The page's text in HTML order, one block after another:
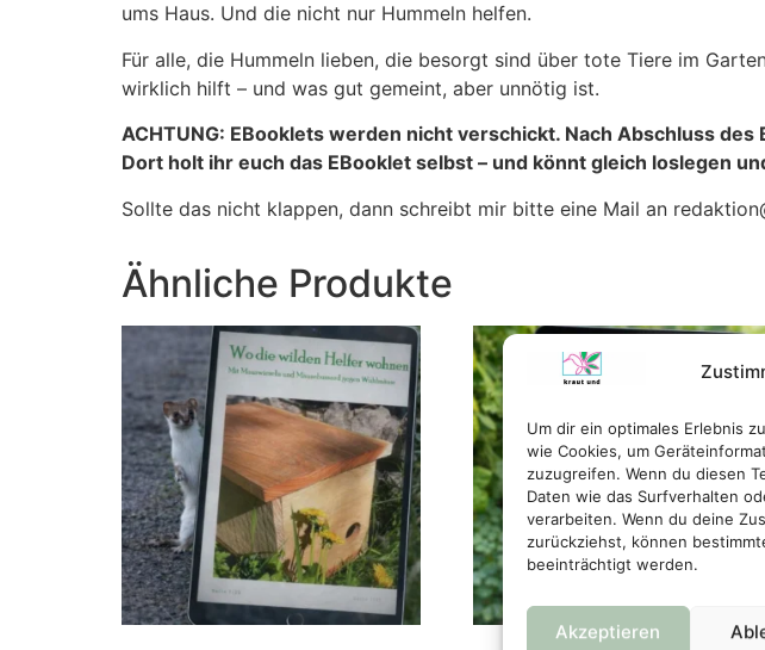
Um dir ein optimales Erlebnis
wie Cookies, um
zuzugreifen. Wenn du diesen
Daten wie das Surfverhalten
verarbeiten. Wenn du deine
zurückziehst, können
beeinträchtigt werden.
Akzeptieren
ums Haus. Und die nicht nur Hummeln helfen.
Für alle, die Hummeln lieben, die besorgt sind über tote Tiere im
wirklich hilft – und was gut gemeint, aber unnötig ist.
ACHTUNG: EBooklets werden nicht verschickt. Nach Abschluss
Dort holt ihr euch das EBooklet selbst – und könnt gleich loslegen
Sollte das nicht klappen, dann schreibt mir bitte eine Mail an
Ähnliche Produkte